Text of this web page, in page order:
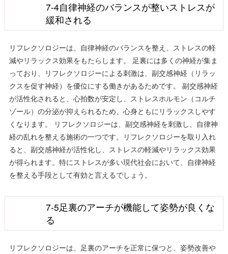
7-4自律神経のバランスが整いストレスが
緩和される
リフレクソロジーは、自律神経のバランスを整え、ストレスの軽
減やリラックス効果をもたらします。 足裏には多くの神経が集ま
っており、リフレクソロジーによる刺激は、副交感神経（リラッ
クスを促す神経）を優位にする働きがあるためです。 副交感神経
が活性化されると、心拍数が安定し、ストレスホルモン（コルチ
ゾール）の分泌が抑えられるため、心身ともにリラックスしやす
くなります。 リフレクソロジーは、副交感神経を刺激し、自律神
経の乱れを整える施術の一つです。リフレクソロジーを取り入れ
ると、副交感神経が活性化し、ストレスの軽減やリラックス効果
が得られます。特にストレスが多い現代社会において、自律神経
を整える手段として有効と言えるでしょう。
7-5足裏のアーチが機能して姿勢が良くな
る
リフレクソロジーは、足裏のアーチを正常に保つと、姿勢改善や